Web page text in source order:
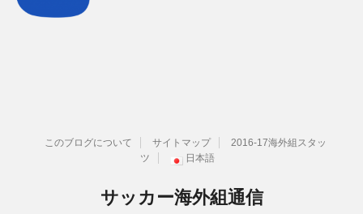
このブログについて サイトマップ
2016-17海外組スタッ
ツ
日本語
サッカー海外組通信